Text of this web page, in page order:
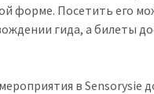
форме. Посетить его
гида, а билеты
в Sensorysie